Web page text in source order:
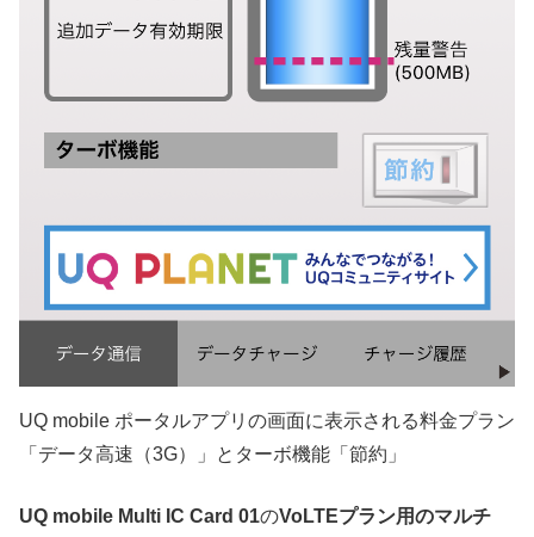
UQ mobile ポータルアプリの画面に表示される料金プラン
「データ高速（3G）」とターボ機能「節約」
UQ mobile Multi IC Card 01のVoLTEプラン用のマルチ